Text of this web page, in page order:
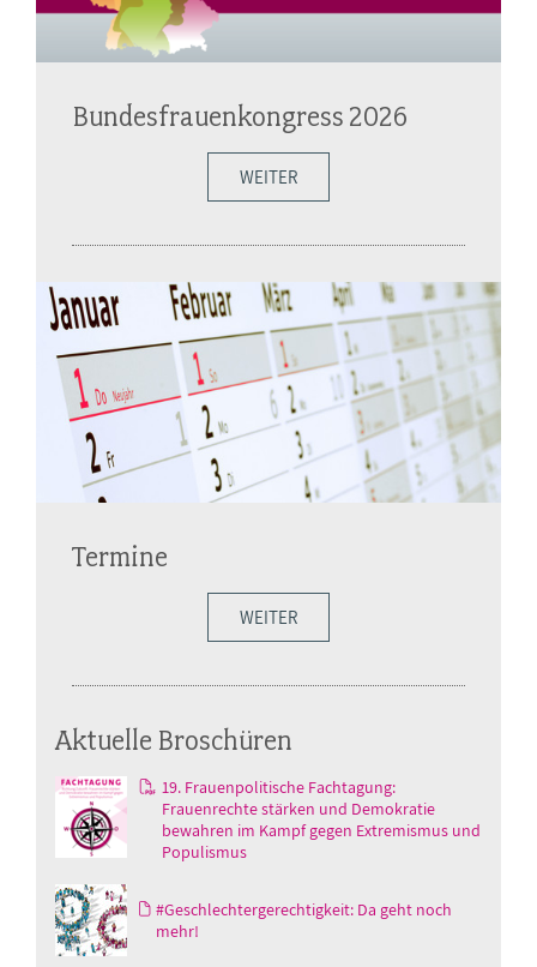
Bundesfrauenkongress 2026
WEITER
Termine
WEITER
Aktuelle Broschüren
19. Frauenpolitische Fachtagung:
Frauenrechte stärken und Demokratie
bewahren im Kampf gegen Extremismus und
Populismus
#Geschlechtergerechtigkeit: Da geht noch
mehr!